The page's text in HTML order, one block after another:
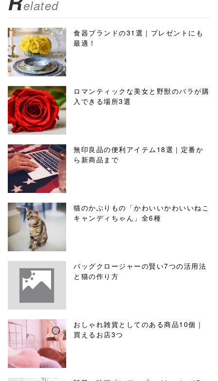
elated
食器ブランドの31選｜プレゼントにも
最適！
ロマンティックな美女と野獣のバラが購
入できる場所3選
無印良品の便利アイテム18選｜定番か
ら新商品まで
猫のかぶりもの「かわいいかわいいねこ
キャンディちゃん」全6種
バッグクロージャーの賢い7つの活用法
と猫の作り方
おしゃれ雑貨としてのある商品10個｜
買えるお店3つ